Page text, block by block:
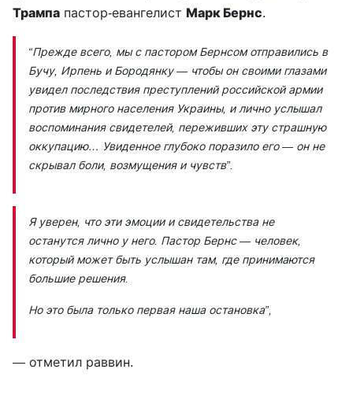
Трампа пастор-евангелист Марк Бернс.
“Прежде всего, мы с пастором Бернсом отправились в
Бучу, Ирпень и Бородянку — чтобы он своими глазами
увидел последствия преступлений российской армии
против мирного населения Украины, и лично услышал
воспоминания свидетелей, переживших эту страшную
оккупацию… Увиденное глубоко поразило его — он не
скрывал боли, возмущения и чувств”.
Я уверен, что эти эмоции и свидетельства не
останутся лично у него. Пастор Бернс — человек,
который может быть услышан там, где принимаются
большие решения.
Но это была только первая наша остановка”,
— отметил раввин.